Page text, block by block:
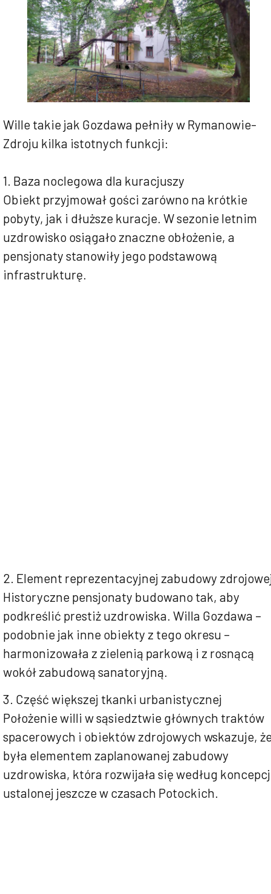
Wille takie jak Gozdawa pełniły w Rymanowie-
Zdroju kilka istotnych funkcji:
1. Baza noclegowa dla kuracjuszy
Obiekt przyjmował gości zarówno na krótkie
pobyty, jak i dłuższe kuracje. W sezonie letnim
uzdrowisko osiągało znaczne obłożenie, a
pensjonaty stanowiły jego podstawową
infrastrukturę.
2. Element reprezentacyjnej zabudowy
Historyczne pensjonaty budowano tak, aby
podkreślić prestiż uzdrowiska. Willa Gozdawa –
podobnie jak inne obiekty z tego okresu –
harmonizowała z zielenią parkową i z rosnącą
wokół zabudową sanatoryjną.
3. Część większej tkanki urbanistycznej
Położenie willi w sąsiedztwie głównych traktów
spacerowych i obiektów zdrojowych wskazuje,
była elementem zaplanowanej zabudowy
uzdrowiska, która rozwijała się według
ustalonej jeszcze w czasach Potockich.